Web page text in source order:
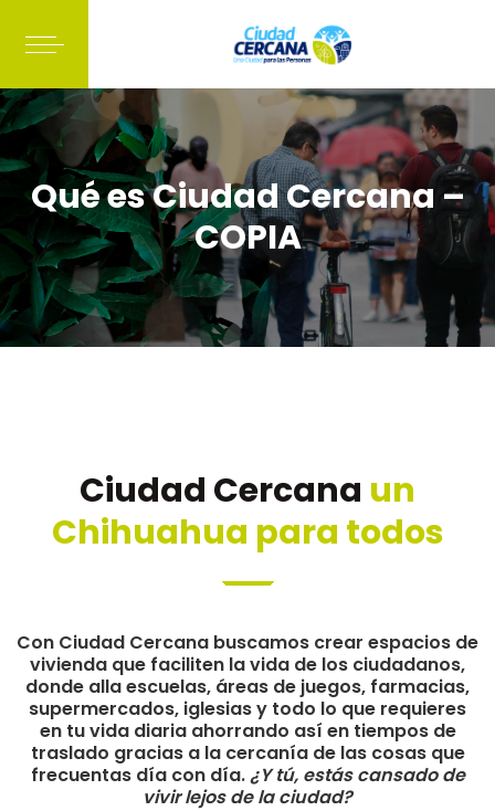
Qué es Ciudad Cercana –
COPIA
Ciudad Cercana un
Chihuahua para todos
Con Ciudad Cercana buscamos crear espacios de
vivienda que faciliten la vida de los ciudadanos,
donde alla escuelas, áreas de juegos, farmacias,
supermercados, iglesias y todo lo que requieres
en tu vida diaria ahorrando así en tiempos de
traslado gracias a la cercanía de las cosas que
frecuentas día con día.¿Y tú, estás cansado de
vivir lejos de la ciudad?